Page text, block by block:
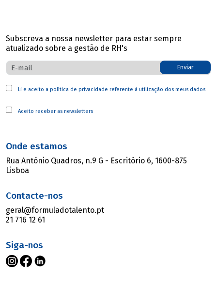
Subscreva a nossa newsletter para estar sempre
atualizado sobre a gestão de RH's
Enviar
Li e aceito a política de privacidade referente à utilização dos meus dados
Aceito receber as newsletters
Onde estamos
Rua António Quadros, n.9 G - Escritório 6, 1600-875
Lisboa
Contacte-nos
geral@formuladotalento.pt
21 716 12 61
Siga-nos